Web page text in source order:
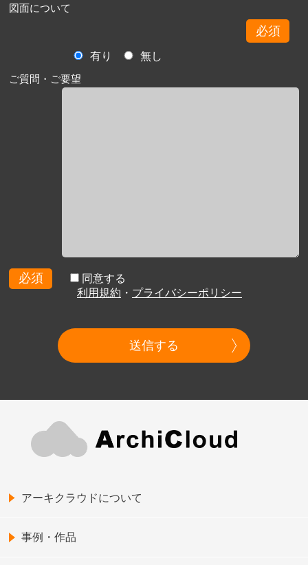
図面について
必須
有り
無し
ご質問・ご要望
必須
同意する
利用規約 ・ プライバシーポリシー
送信する
アーキクラウドについて
事例・作品